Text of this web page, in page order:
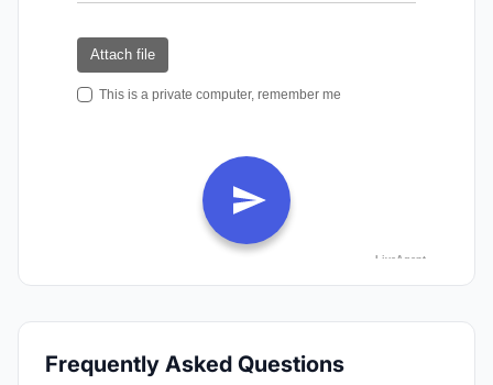
Frequently Asked Questions